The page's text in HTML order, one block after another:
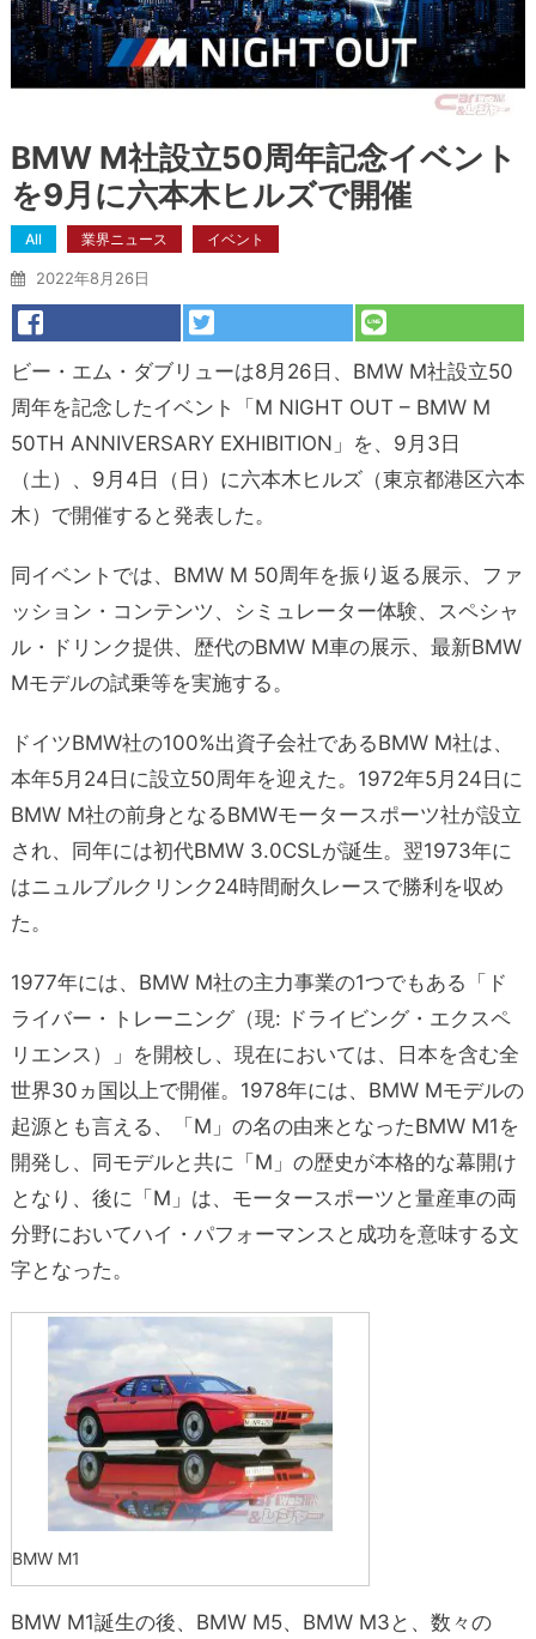
BMW M社設立50周年記念イベント
を9月に六本木ヒルズで開催
All 業界ニュース イベント
2022年8月26日
ビー・エム・ダブリューは8月26日、BMW M社設立50
周年を記念したイベント「M NIGHT OUT – BMW M
50TH ANNIVERSARY EXHIBITION」を、9月3日
（土）、9月4日（日）に六本木ヒルズ（東京都港区六本
木）で開催すると発表した。
同イベントでは、BMW M 50周年を振り返る展示、ファ
ッション・コンテンツ、シミュレーター体験、スペシャ
ル・ドリンク提供、歴代のBMW M車の展示、最新BMW
Mモデルの試乗等を実施する。
ドイツBMW社の100%出資子会社であるBMW M社は、
本年5月24日に設立50周年を迎えた。1972年5月24日に
BMW M社の前身となるBMWモータースポーツ社が設立
され、同年には初代BMW 3.0CSLが誕生。翌1973年に
はニュルブルクリンク24時間耐久レースで勝利を収め
た。
1977年には、BMW M社の主力事業の1つでもある「ド
ライバー・トレーニング（現: ドライビング・エクスペ
リエンス）」を開校し、現在においては、日本を含む全
世界30ヵ国以上で開催。1978年には、BMW Mモデルの
起源とも言える、「M」の名の由来となったBMW M1を
開発し、同モデルと共に「M」の歴史が本格的な幕開け
となり、後に「M」は、モータースポーツと量産車の両
分野においてハイ・パフォーマンスと成功を意味する文
字となった。
BMW M1
BMW M1誕生の後、BMW M5、BMW M3と、数々の